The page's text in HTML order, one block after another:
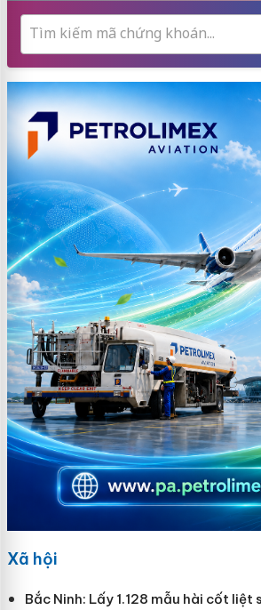
Tìm kiếm mã chứng khoán...
Xã hội
Bắc Ninh: Lấy 1.128 mẫu hài cốt liệt